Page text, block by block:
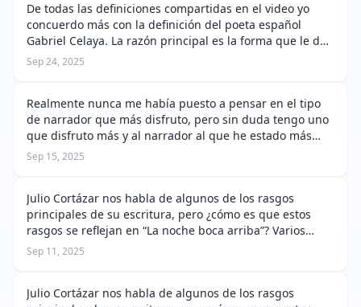
De todas las definiciones compartidas en el video yo
concuerdo más con la definición del poeta español
Gabriel Celaya. La razón principal es la forma que le da
a su propia respuesta. Me gusta mucho que su
respuesta parezca ser poesía. Si bi…
Sep 24, 2025
Realmente nunca me había puesto a pensar en el tipo
de narrador que más disfruto, pero sin duda tengo uno
que disfruto más y al narrador al que he estado más
expuesta es el narrador omnisciente que se caracteriza
por ser un narrador en terc…
Sep 15, 2025
Julio Cortázar nos habla de algunos de los rasgos
principales de su escritura, pero ¿cómo es que estos
rasgos se reflejan en “La noche boca arriba”? Varios
puntos que Cortázar menciona, para mi se relacionan
directamente con su obra “La no…
Sep 11, 2025
Julio Cortázar nos habla de algunos de los rasgos